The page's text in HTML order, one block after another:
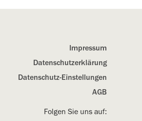
Impressum
Datenschutz­erklärung
Datenschutz-Einstellungen
AGB
Folgen Sie uns auf: